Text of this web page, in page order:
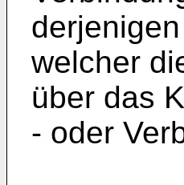
welcher
über das
- oder